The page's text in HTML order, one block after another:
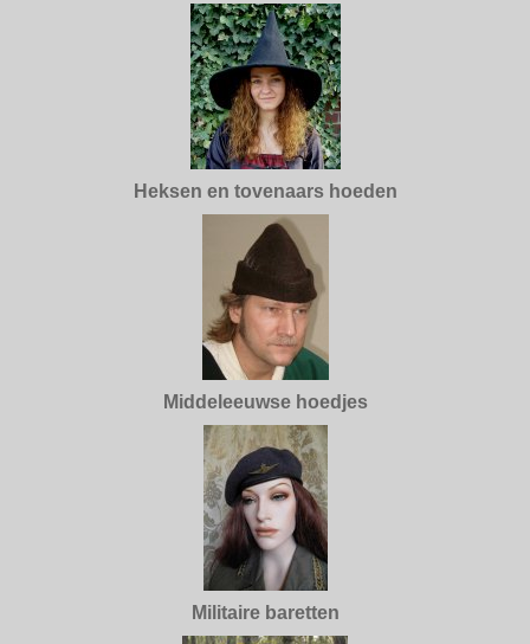
Heksen en tovenaars hoeden
Middeleeuwse hoedjes
Militaire baretten